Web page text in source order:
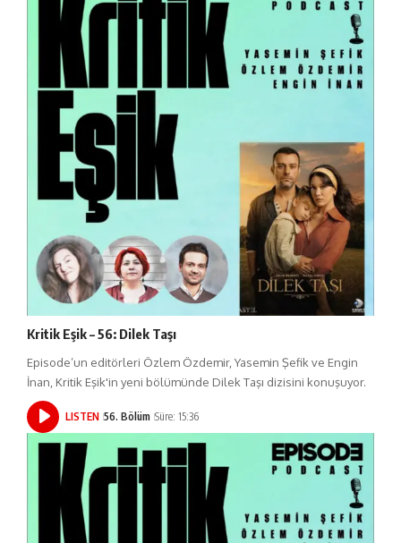
Kritik Eşik – 56: Dilek Taşı
Episode’un editörleri Özlem Özdemir, Yasemin Şefik ve Engin
İnan, Kritik Eşik'in yeni bölümünde Dilek Taşı dizisini konuşuyor.
LISTEN 56. Bölüm Süre: 15:36